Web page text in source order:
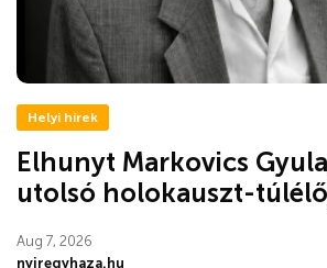
Helyi hírek
Elhunyt Markovics
utolsó holokauszt-
Aug 7, 2026
nyiregyhaza.hu